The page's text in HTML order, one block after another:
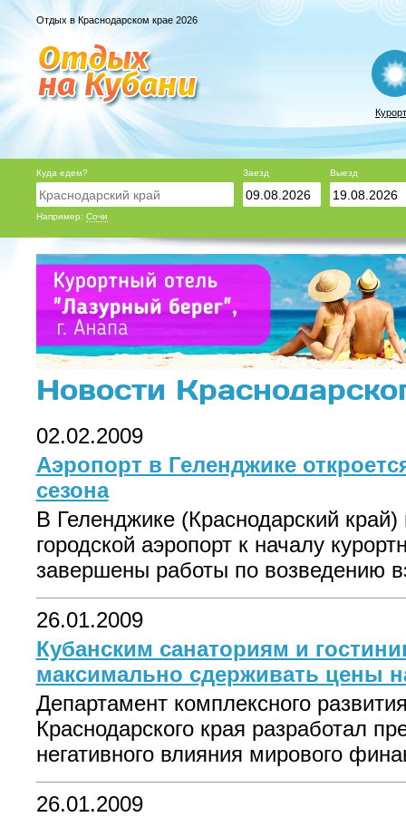
Отдых в Краснодарском крае 2026
Куда едем?
Например: Сочи
Заезд Выезд
Новости
02.02.2009
Аэропорт в Геленджике
сезона
В Геленджике (Краснодарский край)
городской аэропорт к началу
завершены работы по возведению
26.01.2009
Кубанским санаториям и
максимально сдерживать цены
Департамент комплексного
Краснодарского края разработал
негативного влияния мирового
26.01.2009